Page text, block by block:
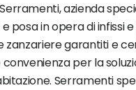
azienda
posa in opera di infissi
zanzariere garantiti e
convenienza per la
Serramenti